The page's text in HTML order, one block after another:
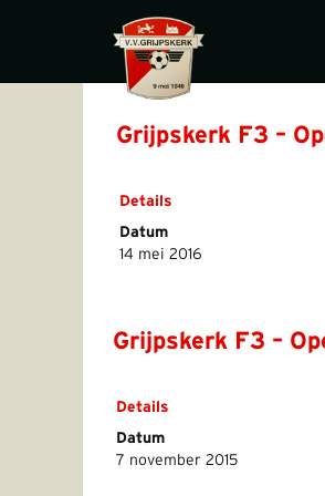
Grijpskerk F3 –
Details
Datum
14 mei 2016
Grijpskerk F3 –
Details
Datum
7 november 2015